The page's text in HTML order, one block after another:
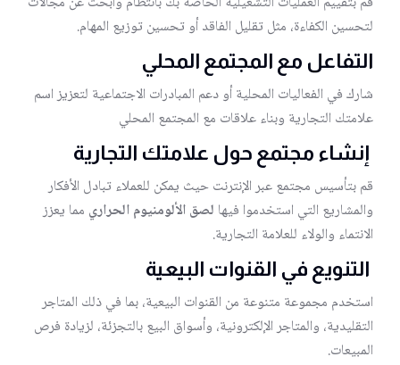
لتحسين الكفاءة، مثل تقليل الفاقد أو تحسين توزيع المهام.
التفاعل مع المجتمع المحلي
شارك في الفعاليات المحلية أو دعم المبادرات الاجتماعية لتعزيز اسم
علامتك التجارية وبناء علاقات مع المجتمع المحلي
إنشاء مجتمع حول علامتك التجارية
قم بتأسيس مجتمع عبر الإنترنت حيث يمكن للعملاء تبادل الأفكار
والمشاريع التي استخدموا فيها لصق الألومنيوم الحراري مما يعزز
الانتماء والولاء للعلامة التجارية.
التنويع في القنوات البيعية
استخدم مجموعة متنوعة من القنوات البيعية، بما في ذلك المتاجر
التقليدية، والمتاجر الإلكترونية، وأسواق البيع بالتجزئة، لزيادة فرص
المبيعات.